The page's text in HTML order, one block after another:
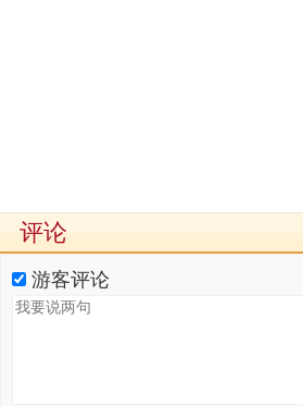
评论
游客评论